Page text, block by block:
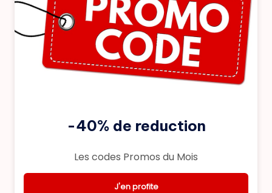
-40% de reduction
Les codes Promos du Mois
J'en profite